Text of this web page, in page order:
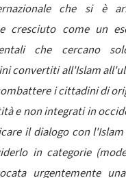
che si è
cresciuto come un
che cercano
convertiti all'Islam
i cittadini di
e non integrati in
il dialogo con
in categorie
urgentemente